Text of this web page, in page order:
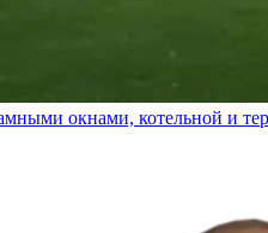
окнами, котельной и